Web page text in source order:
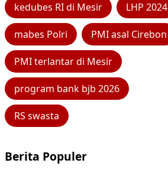
kedubes RI di Mesir LHP 2024
mabes Polri PMI asal Cirebon
PMI terlantar di Mesir
program bank bjb 2026
RS swasta
Berita Populer